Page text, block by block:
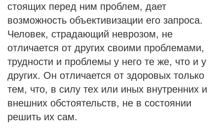
стоя­щих перед ним проблем, дает
возможность объективизации его запроса.
Человек, стра­дающий неврозом, не
отличается от других своими пробле­мами,
трудности и проблемы у него те же, что и у
других. Он отличается от здоровых только
тем, что, в силу тех или иных внутренних и
внешних обстоятельств, не в состоянии
решить их сам.